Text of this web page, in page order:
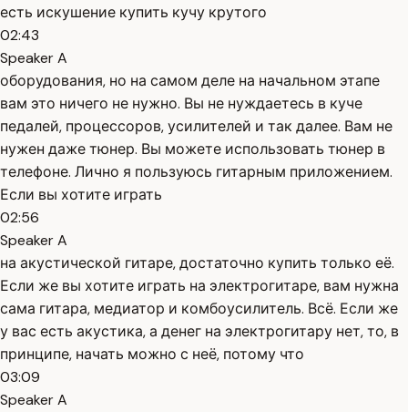
есть искушение купить кучу крутого
02:43
Speaker A
оборудования, но на самом деле на начальном этапе
вам это ничего не нужно. Вы не нуждаетесь в куче
педалей, процессоров, усилителей и так далее. Вам не
нужен даже тюнер. Вы можете использовать тюнер в
телефоне. Лично я пользуюсь гитарным приложением.
Если вы хотите играть
02:56
Speaker A
на акустической гитаре, достаточно купить только её.
Если же вы хотите играть на электрогитаре, вам нужна
сама гитара, медиатор и комбоусилитель. Всё. Если же
у вас есть акустика, а денег на электрогитару нет, то, в
принципе, начать можно с неё, потому что
03:09
Speaker A